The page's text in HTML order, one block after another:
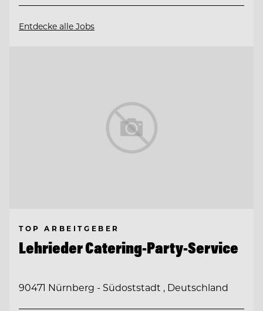
Entdecke alle Jobs
TOP ARBEITGEBER
Lehrieder Catering-Party-Service
90471 Nürnberg - Südoststadt , Deutschland